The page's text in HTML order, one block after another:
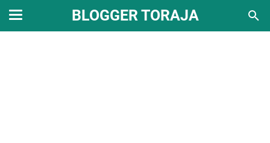
BLOGGER TORAJA